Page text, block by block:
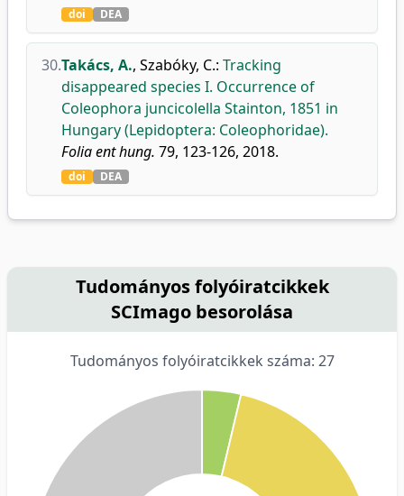
doi DEA
30.Takács, A., Szabóky, C.: Tracking
disappeared species I. Occurrence of
Coleophora juncicolella Stainton, 1851 in
Hungary (Lepidoptera: Coleophoridae).
Folia ent hung. 79, 123-126, 2018.
doi DEA
Tudományos folyóiratcikkek
SCImago besorolása
Tudományos folyóiratcikkek száma: 27